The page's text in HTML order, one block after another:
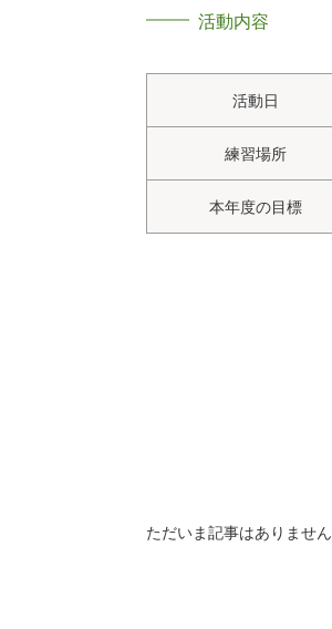
活動内容
活動日
練習場所
本年度の目標
ただいま記事はありません